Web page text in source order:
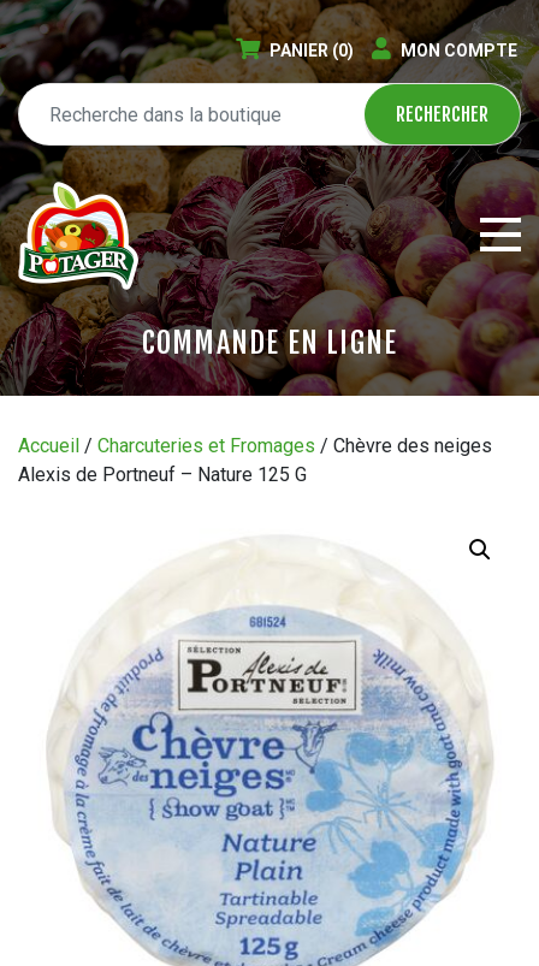
PANIER(0) MON COMPTE
COMMANDE EN LIGNE
CIRCULAIRE
QUI SOMMES-NOUS?
CARRIÈRES
CONTACT
CONCOURS
Accueil / Charcuteries et Fromages / Chèvre des neiges
Alexis de Portneuf – Nature 125 G